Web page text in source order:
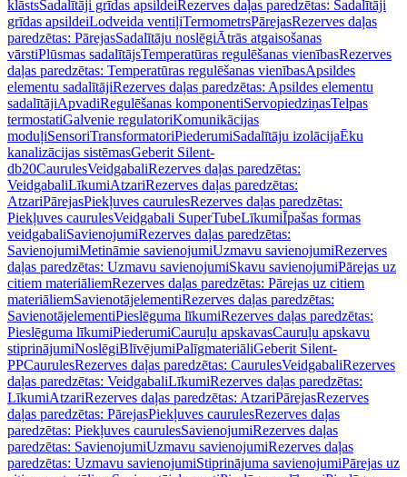
klāstsSadalītāji grīdas apsildeiRezerves daļas paredzētas: Sadalītāji
grīdas apsildeiLodveida ventiļiTermometrsPārejasRezerves daļas
paredzētas: PārejasSadalītāju noslēgiĀtrās atgaisošanas
vārstiPlūsmas sadalītājsTemperatūras regulēšanas vienībasRezerves
daļas paredzētas: Temperatūras regulēšanas vienībasApsildes
elementu sadalītājiRezerves daļas paredzētas: Apsildes elementu
sadalītājiApvadiRegulēšanas komponentiServopiedziņasTelpas
termostatiGalvenie regulatoriKomunikācijas
moduļiSensoriTransformatoriPiederumiSadalītāju izolācijaĒku
kanalizācijas sistēmasGeberit Silent-
db20CaurulesVeidgabaliRezerves daļas paredzētas:
VeidgabaliLīkumiAtzariRezerves daļas paredzētas:
AtzariPārejasPiekļuves caurulesRezerves daļas paredzētas:
Piekļuves caurulesVeidgabali SuperTubeLīkumiĪpašas formas
veidgabaliSavienojumiRezerves daļas paredzētas:
SavienojumiMetināmie savienojumiUzmavu savienojumiRezerves
daļas paredzētas: Uzmavu savienojumiSkavu savienojumiPārejas uz
citiem materiāliemRezerves daļas paredzētas: Pārejas uz citiem
materiāliemSavienotājelementiRezerves daļas paredzētas:
SavienotājelementiPieslēguma līkumiRezerves daļas paredzētas:
Pieslēguma līkumiPiederumiCauruļu apskavasCauruļu apskavu
stiprinājumiNoslēgiBlīvējumiPalīgmateriāliGeberit Silent-
PPCaurulesRezerves daļas paredzētas: CaurulesVeidgabaliRezerves
daļas paredzētas: VeidgabaliLīkumiRezerves daļas paredzētas:
LīkumiAtzariRezerves daļas paredzētas: AtzariPārejasRezerves
daļas paredzētas: PārejasPiekļuves caurulesRezerves daļas
paredzētas: Piekļuves caurulesSavienojumiRezerves daļas
paredzētas: SavienojumiUzmavu savienojumiRezerves daļas
paredzētas: Uzmavu savienojumiStiprinājuma savienojumiPārejas uz